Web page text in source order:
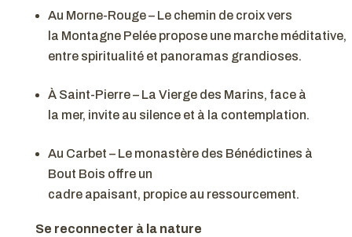
Au Morne-Rouge – Le chemin de croix vers
la Montagne Pelée propose une marche méditative,
entre spiritualité et panoramas grandioses.
À Saint-Pierre – La Vierge des Marins, face à
la mer, invite au silence et à la contemplation.
Au Carbet – Le monastère des Bénédictines à
Bout Bois offre un
cadre apaisant, propice au ressourcement.
Se reconnecter à la nature